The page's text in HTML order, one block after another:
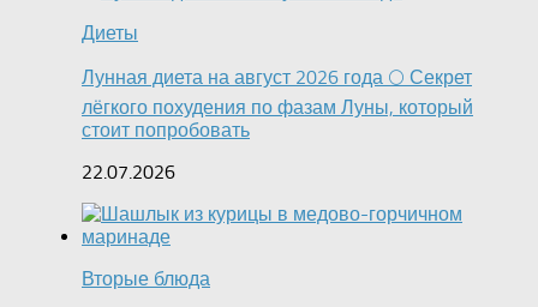
Диеты
Лунная диета на август 2026 года 🌕 Секрет
лёгкого похудения по фазам Луны, который
стоит попробовать
22.07.2026
Вторые блюда